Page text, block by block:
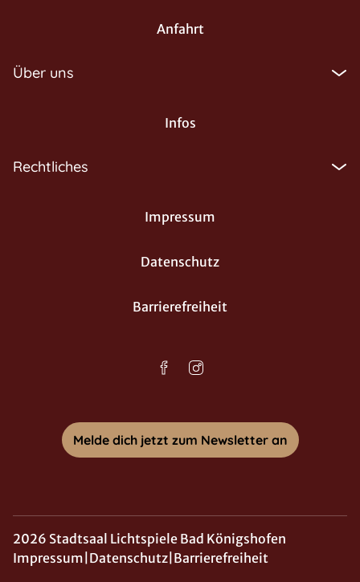
Anfahrt
Über uns
Infos
Rechtliches
Impressum
Datenschutz
Barrierefreiheit
Melde dich jetzt zum Newsletter an
2026 Stadtsaal Lichtspiele Bad Königshofen
Impressum Datenschutz Barrierefreiheit